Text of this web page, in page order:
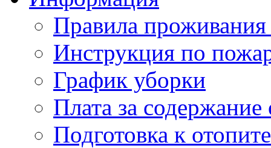
Правила
Инструкция по
График уборки
Плата за
Подготовка к